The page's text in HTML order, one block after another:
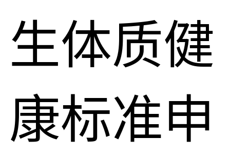
生体质健
康标准申